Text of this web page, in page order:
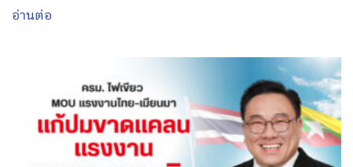
อ่านต่อ